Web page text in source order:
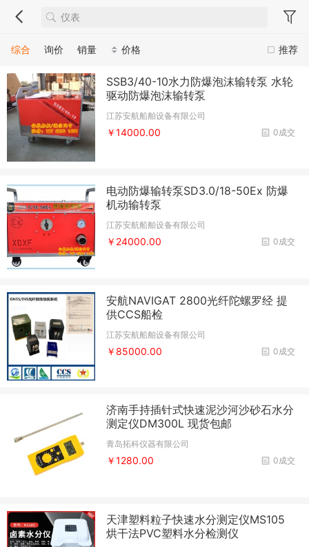
推荐
综合 询价 销量 价格
SSB3/40-10水力防爆泡沫输转泵 水轮
驱动防爆泡沫输转泵
江苏安航船舶设备有限公司
0成交
￥14000.00
电动防爆输转泵SD3.0/18-50Ex 防爆
机动输转泵
江苏安航船舶设备有限公司
0成交
￥24000.00
安航NAVIGAT 2800光纤陀螺罗经 提
供CCS船检
江苏安航船舶设备有限公司
0成交
￥85000.00
济南手持插针式快速泥沙河沙砂石水分
测定仪DM300L 现货包邮
青岛拓科仪器有限公司
0成交
￥1280.00
天津塑料粒子快速水分测定仪MS105
烘干法PVC塑料水分检测仪